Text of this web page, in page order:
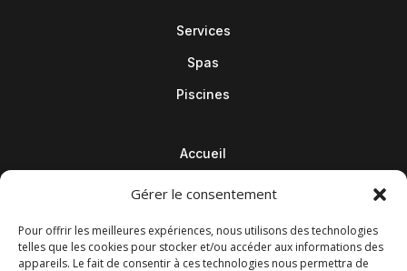
Gérer le consentement
Pour offrir les meilleures expériences, nous utilisons des technologies
telles que les cookies pour stocker et/ou accéder aux informations des
appareils. Le fait de consentir à ces technologies nous permettra de
Services
Spas
Piscines
Accueil